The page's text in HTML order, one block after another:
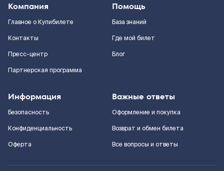
Компания
Главное о Купибилете
Контакты
Пресс-центр
Партнерская программа
Помощь
База знаний
Где мой билет
Блог
Информация
Безопасность
Конфиденциальность
Оферта
Важные ответы
Оформление и покупка
Возврат и обмен билета
Все вопросы и ответы